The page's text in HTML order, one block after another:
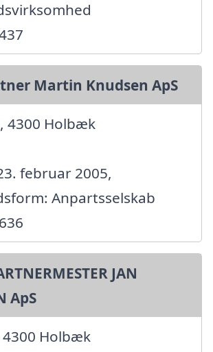
Martin Knudsen ApS
4300 Holbæk
februar 2005,
Anpartsselskab
JAN
ApS
4300 Holbæk